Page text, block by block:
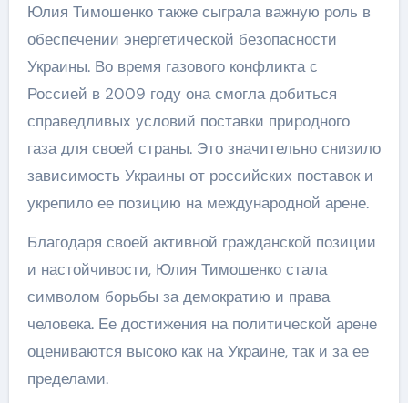
Юлия Тимошенко также сыграла важную роль в
обеспечении энергетической безопасности
Украины. Во время газового конфликта с
Россией в 2009 году она смогла добиться
справедливых условий поставки природного
газа для своей страны. Это значительно снизило
зависимость Украины от российских поставок и
укрепило ее позицию на международной арене.
Благодаря своей активной гражданской позиции
и настойчивости, Юлия Тимошенко стала
символом борьбы за демократию и права
человека. Ее достижения на политической арене
оцениваются высоко как на Украине, так и за ее
пределами.